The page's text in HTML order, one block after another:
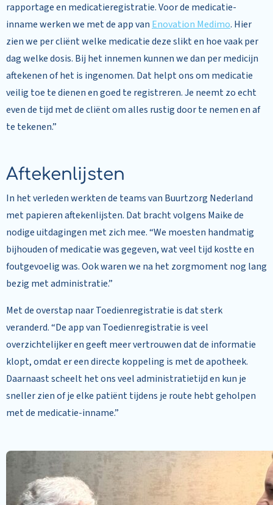
rapportage en medicatieregistratie. Voor de medicatie-
inname werken we met de app van Enovation Medimo. Hier
zien we per cliënt welke medicatie deze slikt en hoe vaak per
dag welke dosis. Bij het innemen kunnen we dan per medicijn
aftekenen of het is ingenomen. Dat helpt ons om medicatie
veilig toe te dienen en goed te registreren. Je neemt zo echt
even de tijd met de cliënt om alles rustig door te nemen en af
te tekenen.”
Aftekenlijsten
In het verleden werkten de teams van Buurtzorg Nederland
met papieren aftekenlijsten. Dat bracht volgens Maike de
nodige uitdagingen met zich mee. “We moesten handmatig
bijhouden of medicatie was gegeven, wat veel tijd kostte en
foutgevoelig was. Ook waren we na het zorgmoment nog lang
bezig met administratie.”
Met de overstap naar Toedienregistratie is dat sterk
veranderd. “De app van Toedienregistratie is veel
overzichtelijker en geeft meer vertrouwen dat de informatie
klopt, omdat er een directe koppeling is met de apotheek.
Daarnaast scheelt het ons veel administratietijd en kun je
sneller zien of je elke patiënt tijdens je route hebt geholpen
met de medicatie-inname.”